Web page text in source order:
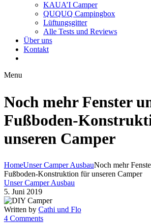
KAUA’I Camper
QUQUQ Campingbox
Lüftungsgitter
Alle Tests und Reviews
Über uns
Kontakt
Menu
Noch mehr Fenster
Fußboden-
unseren Camper
HomeUnser Camper AusbauNoch mehr
Fußboden-Konstruktion für unseren Camper
Unser Camper Ausbau
5. Juni 2019
Written by Cathi und Flo
4 Comments